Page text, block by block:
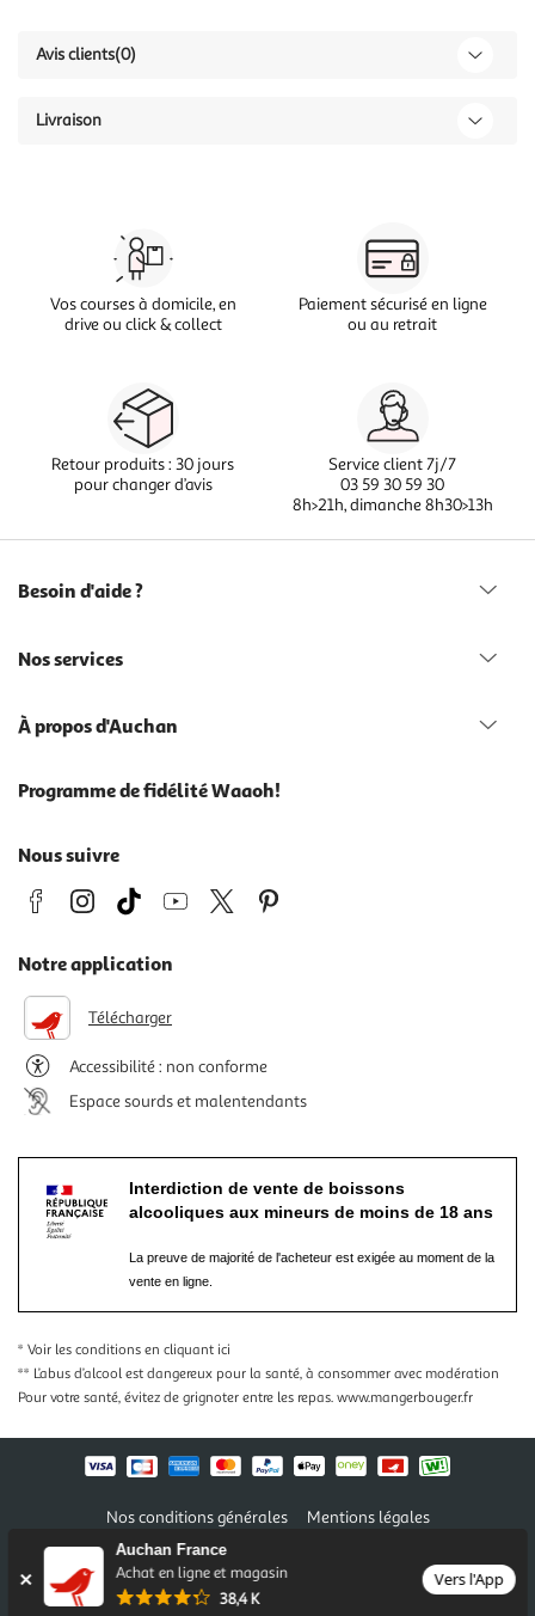
Auchan France
Achat en ligne et magasin
38,4 K
Vers l'App
Avis clients(0)
Livraison
Vos courses à domicile, en
drive ou click & collect
Paiement sécurisé en ligne
ou au retrait
Retour produits : 30 jours
pour changer d’avis
Service client 7j/7
03 59 30 59 30
8h>21h, dimanche 8h30>13h
Besoin d'aide ?
Nos services
À propos d'Auchan
Programme de fidélité Waaoh!
Nous suivre
Notre application
Télécharger
Accessibilité : non conforme
Espace sourds et malentendants
Interdiction de vente de boissons
alcooliques aux mineurs de moins de 18 ans
La preuve de majorité de l'acheteur est exigée au moment de la
vente en ligne.
* Voir les conditions en cliquant ici
** L’abus d’alcool est dangereux pour la santé, à consommer avec modération
Pour votre santé, évitez de grignoter entre les repas. www.mangerbouger.fr
Nos conditions générales
Mentions légales
Conditions des offres et promotions
Politique de confidentialité
Informations légales marketplace